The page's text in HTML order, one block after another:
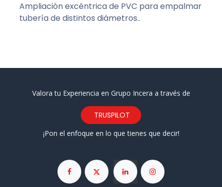
Ampliación excéntrica de PVC para empalmar
tubería de distintos diámetros..
Valora tu Experiencia en Grupo Incera a través de
TRUSPILOT
¡Pon el enfoque en lo que tienes que decir!